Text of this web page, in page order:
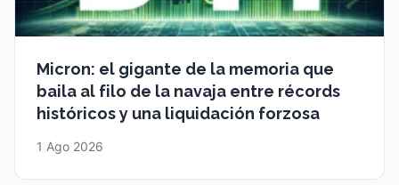
Micron: el gigante de la memoria que
baila al filo de la navaja entre récords
históricos y una liquidación forzosa
1 Ago 2026